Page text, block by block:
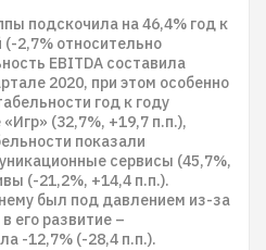
подскочила на 46,4% год к
2,7% относительно
EBITDA составила
2020, при этом особенно
год к году
(32,7%, +19,7 п.п.),
показали
сервисы (45,7%,
(-21,2%, +14,4 п.п.).
был под давлением из-за
его развитие –
-12,7% (-28,4 п.п.).